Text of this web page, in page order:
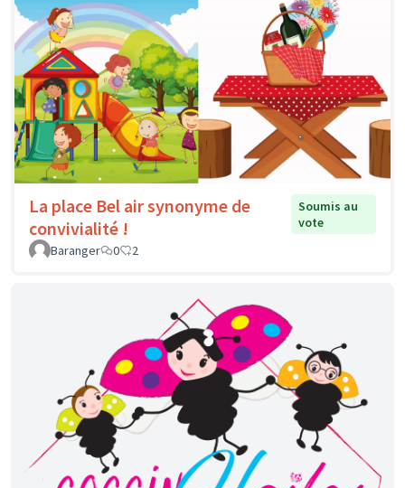
La place Bel air synonyme de
convivialité !
Soumis au
vote
Baranger
0 2